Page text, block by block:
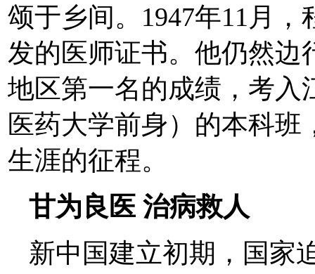
颂于乡间。1947年11月
发的医师证书。他仍然边
地区第一名的成绩，考入
医药大学前身）的本科
生涯的征程。
甘为良医 治病救人
新中国建立初期，国家